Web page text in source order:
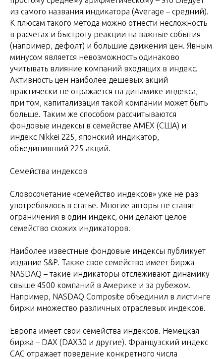
из самого названия индикатора (Average – средний).
К плюсам такого метода можно отнести несложность
в расчетах и быстроту реакции на важные события
(например, дефолт) и большие движения цен. Явным
минусом является невозможность одинаково
учитывать влияние компаний входящих в индекс.
Активность цен наиболее дешевых акций
практически не отражается на динамике индекса,
при том, капитализация такой компании может быть
больше. Таким же способом рассчитываются
фондовые индексы в семействе AMEX (США) и
индекс Nikkei 225, японский индикатор,
объединивший 225 акций.
Семейства индексов
Словосочетание «семейство индексов» уже не раз
употреблялось в статье. Многие авторы не ставят
ограничения в один индекс, они делают целое
семейство схожих индикаторов.
Наиболее известные фондовые индексы публикует
издание S&P. Также свое семейство имеет биржа
NASDAQ – такие индикаторы отслеживают динамику
свыше 4500 компаний в Америке и за рубежом.
Например, NASDAQ Composite объединил в листинге
биржи множество различных отраслевых индексов.
Европа имеет свои семейства индексов. Немецкая
биржа – DAX (DAX30 и другие). Французский индекс
CAC отражает поведение конкретного числа